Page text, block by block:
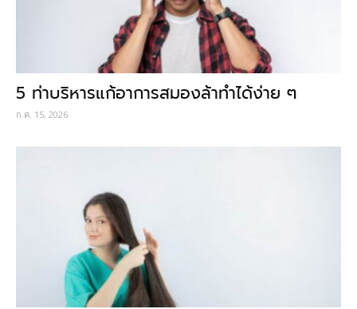
5 ท่าบริหารแก้อาการสมองล้าทำได้ง่าย ๆ
ก.ค. 15, 2026